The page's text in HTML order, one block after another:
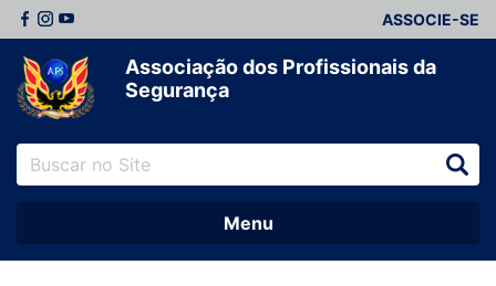
ASSOCIE-SE
Associação dos Profissionais da
Segurança
Menu